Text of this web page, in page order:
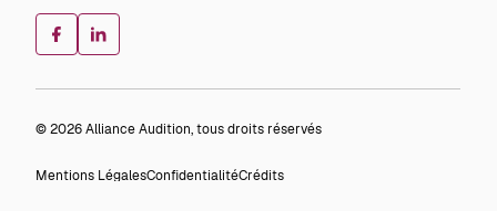
© 2026 Alliance Audition, tous droits réservés
Mentions LégalesConfidentialitéCrédits